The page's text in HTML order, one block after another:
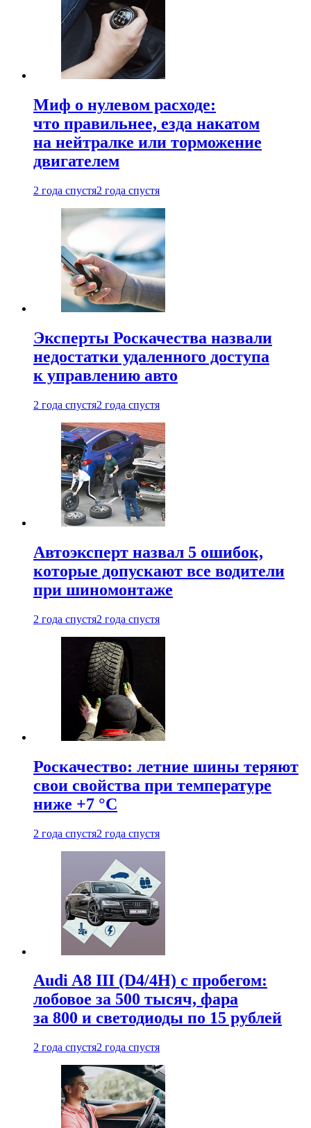
Миф о нулевом расходе:
что правильнее, езда накатом
на нейтралке или торможение
двигателем
2 года спустя2 года спустя
Эксперты Роскачества назвали
недостатки удаленного доступа
к управлению авто
2 года спустя2 года спустя
Автоэксперт назвал 5 ошибок,
которые допускают все водители
при шиномонтаже
2 года спустя2 года спустя
Роскачество: летние шины теряют
свои свойства при температуре
ниже +7 °C
2 года спустя2 года спустя
Audi A8 III (D4/4H) c пробегом:
лобовое за 500 тысяч, фара
за 800 и светодиоды по 15 рублей
2 года спустя2 года спустя